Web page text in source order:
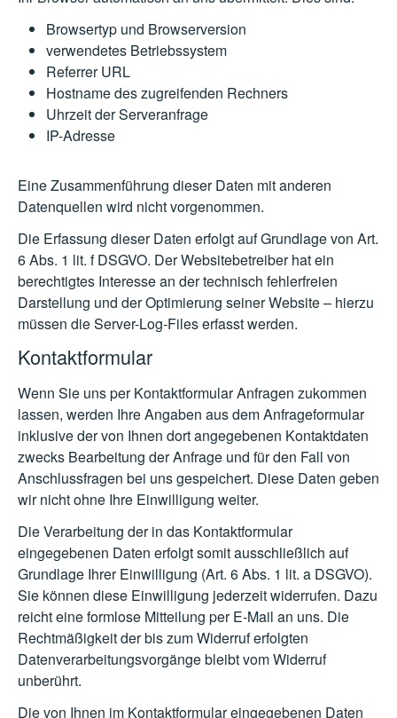
Browsertyp und Browserversion
verwendetes Betriebssystem
Referrer URL
Hostname des zugreifenden Rechners
Uhrzeit der Serveranfrage
IP-Adresse
Eine Zusammenführung dieser Daten mit anderen
Datenquellen wird nicht vorgenommen.
Die Erfassung dieser Daten erfolgt auf Grundlage von Art.
6 Abs. 1 lit. f DSGVO. Der Websitebetreiber hat ein
berechtigtes Interesse an der technisch fehlerfreien
Darstellung und der Optimierung seiner Website – hierzu
müssen die Server-Log-Files erfasst werden.
Kontaktformular
Wenn Sie uns per Kontaktformular Anfragen zukommen
lassen, werden Ihre Angaben aus dem Anfrageformular
inklusive der von Ihnen dort angegebenen Kontaktdaten
zwecks Bearbeitung der Anfrage und für den Fall von
Anschlussfragen bei uns gespeichert. Diese Daten geben
wir nicht ohne Ihre Einwilligung weiter.
Die Verarbeitung der in das Kontaktformular
eingegebenen Daten erfolgt somit ausschließlich auf
Grundlage Ihrer Einwilligung (Art. 6 Abs. 1 lit. a DSGVO).
Sie können diese Einwilligung jederzeit widerrufen. Dazu
reicht eine formlose Mitteilung per E-Mail an uns. Die
Rechtmäßigkeit der bis zum Widerruf erfolgten
Datenverarbeitungsvorgänge bleibt vom Widerruf
unberührt.
Die von Ihnen im Kontaktformular eingegebenen Daten